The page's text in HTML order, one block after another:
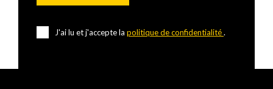
J'ai lu et j'accepte la politique de confidentialité.